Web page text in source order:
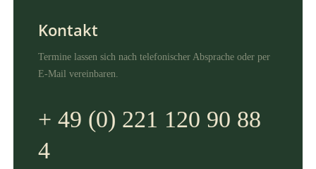
Kontakt
Termine lassen sich nach telefonischer Absprache oder per
E-Mail vereinbaren.
+ 49 (0) 221 120 90 88
4